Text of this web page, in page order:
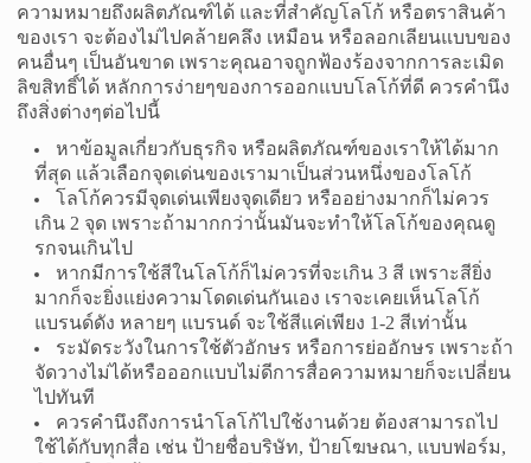
ความหมายถึงผลิตภัณฑ์ได้ และที่สำคัญโลโก้ หรือตราสินค้า
ของเรา จะต้องไม่ไปคล้ายคลึง เหมือน หรือลอกเลียนแบบของ
คนอื่นๆ เป็นอันขาด เพราะคุณอาจถูกฟ้องร้องจากการละเมิด
ลิขสิทธิ์ได้ หลักการง่ายๆของการออกแบบโลโก้ที่ดี ควรคำนึง
ถึงสิ่งต่างๆต่อไปนี้
หาข้อมูลเกี่ยวกับธุรกิจ หรือผลิตภัณฑ์ของเราให้ได้มาก
ที่สุด แล้วเลือกจุดเด่นของเรามาเป็นส่วนหนึ่งของโลโก้
โลโก้ควรมีจุดเด่นเพียงจุดเดียว หรืออย่างมากก็ไม่ควร
เกิน 2 จุด เพราะถ้ามากกว่านั้นมันจะทำให้โลโก้ของคุณดู
รกจนเกินไป
หากมีการใช้สีในโลโก้ก็ไม่ควรที่จะเกิน 3 สี เพราะสียิ่ง
มากก็จะยิ่งแย่งความโดดเด่นกันเอง เราจะเคยเห็นโลโก้
แบรนด์ดัง หลายๆ แบรนด์ จะใช้สีแค่เพียง 1-2 สีเท่านั้น
ระมัดระวังในการใช้ตัวอักษร หรือการย่ออักษร เพราะถ้า
จัดวางไม่ได้หรือออกแบบไม่ดีการสื่อความหมายก็จะเปลี่ยน
ไปทันที
ควรคำนึงถึงการนำโลโก้ไปใช้งานด้วย ต้องสามารถไป
ใช้ได้กับทุกสื่อ เช่น ป้ายชื่อบริษัท, ป้ายโฆษณา, แบบฟอร์ม,